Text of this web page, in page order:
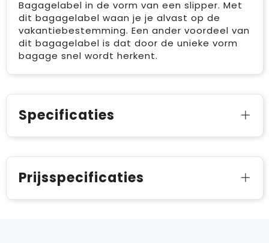
Bagagelabel in de vorm van een slipper. Met
dit bagagelabel waan je je alvast op de
vakantiebestemming. Een ander voordeel van
dit bagagelabel is dat door de unieke vorm
bagage snel wordt herkent.
Specificaties
Prijsspecificaties